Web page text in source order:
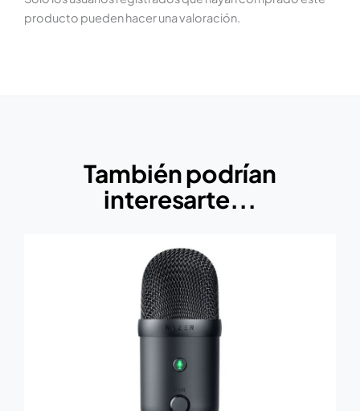
producto pueden hacer una valoración.
También podrían
interesarte...